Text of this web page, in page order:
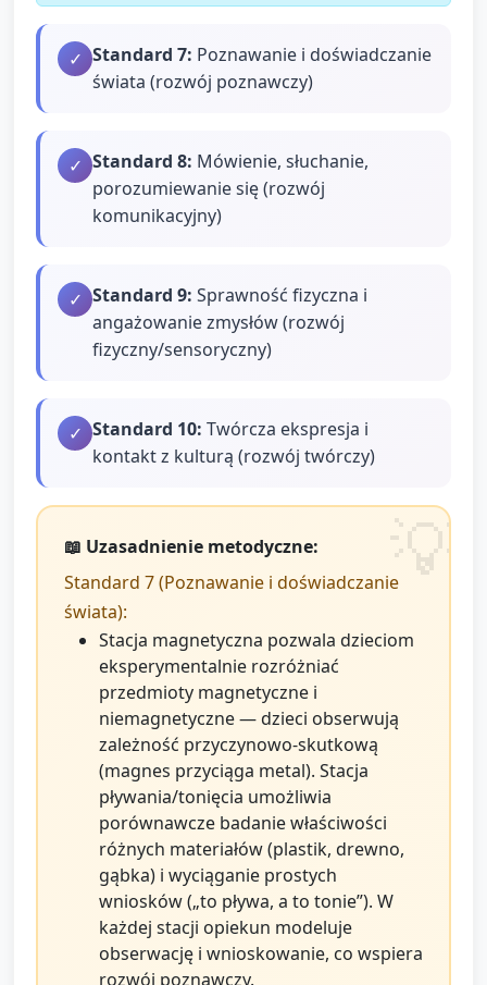
✓ Standard 7: Poznawanie i doświadczanie
świata (rozwój poznawczy)
✓ Standard 8: Mówienie, słuchanie,
porozumiewanie się (rozwój
komunikacyjny)
✓ Standard 9: Sprawność fizyczna i
angażowanie zmysłów (rozwój
fizyczny/sensoryczny)
✓ Standard 10: Twórcza ekspresja i
kontakt z kulturą (rozwój twórczy)
📖 Uzasadnienie metodyczne:
Standard 7 (Poznawanie i doświadczanie
świata):
Stacja magnetyczna pozwala dzieciom
eksperymentalnie rozróżniać
przedmioty magnetyczne i
niemagnetyczne — dzieci obserwują
zależność przyczynowo-skutkową
(magnes przyciąga metal). Stacja
pływania/tonięcia umożliwia
porównawcze badanie właściwości
różnych materiałów (plastik, drewno,
gąbka) i wyciąganie prostych
wniosków („to pływa, a to tonie”). W
każdej stacji opiekun modeluje
obserwację i wnioskowanie, co wspiera
rozwój poznawczy.